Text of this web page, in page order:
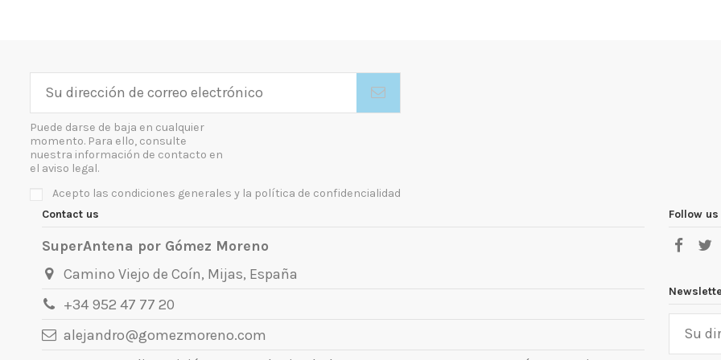
Puede darse de baja en cualquier
momento. Para ello, consulte
nuestra información de contacto en
el aviso legal.
Acepto las condiciones generales y la política de confidencialidad
Contact us
SuperAntena por Gómez Moreno
Camino Viejo de Coín, Mijas, España
+34 952 47 77 20
alejandro@gomezmoreno.com
Follow us